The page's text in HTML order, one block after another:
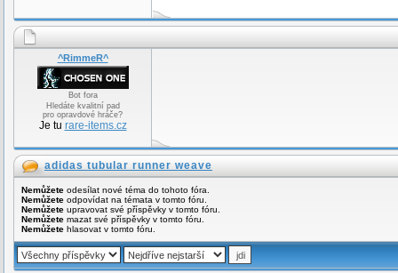
^RimmeR^
Bot fora
Hledáte kvalitní pad
pro opravdové hráče?
Je tu rare-items.cz
adidas tubular runner weave
Nemůžete odesílat nové téma do tohoto fóra.
Nemůžete odpovídat na témata v tomto fóru.
Nemůžete upravovat své příspěvky v tomto fóru.
Nemůžete mazat své příspěvky v tomto fóru.
Nemůžete hlasovat v tomto fóru.